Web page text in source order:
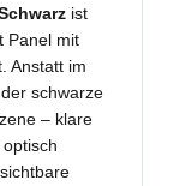
ist
Panel mit
Anstatt im
schwarze
– klare